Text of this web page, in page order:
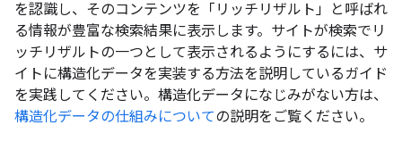
を認識し、そのコンテンツを
「リッチリザルト」と呼ばれ
る情報が豊富な検索結果に表示します。サイトが検索でリ
ッチリザルトの一つとして表示されるようにするには、サ
イトに構造化データを実装する方法を説明しているガイド
を実践してください。構造化データになじみがない方は、
構造化データの仕組みについての説明をご覧ください。